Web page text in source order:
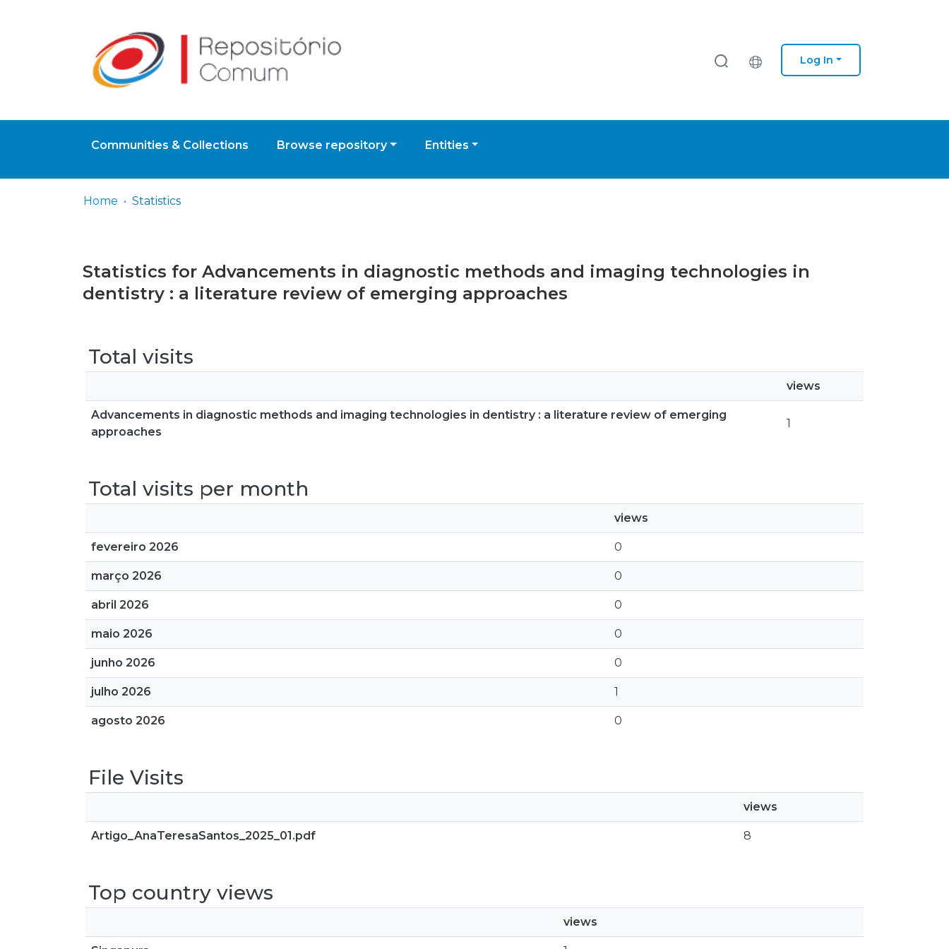
Log In
Communities & Collections Browse repository Entities
Home Statistics
Statistics for Advancements in diagnostic methods and imaging technologies in
dentistry : a literature review of emerging approaches
Total visits
views
Advancements in diagnostic methods and imaging technologies in dentistry : a literature review of emerging
approaches
1
Total visits per month
views
fevereiro 2026 0
março 2026 0
abril 2026 0
maio 2026 0
junho 2026 0
julho 2026 1
agosto 2026 0
File Visits
views
Artigo_AnaTeresaSantos_2025_01.pdf 8
Top country views
views